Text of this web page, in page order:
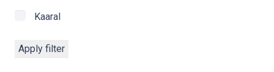
Kaaral
Apply filter